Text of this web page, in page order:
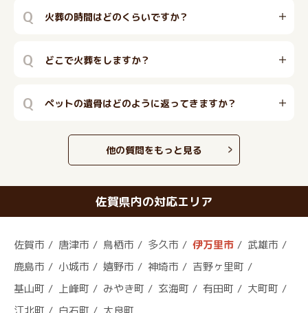
Q 火葬の時間はどのくらいですか？
Q どこで火葬をしますか？
Q ペットの遺骨はどのように返ってきますか？
他の質問をもっと見る
佐賀県内の対応エリア
佐賀市 唐津市 鳥栖市 多久市 伊万里市
武雄市
鹿島市
小城市 嬉野市 神埼市
吉野ヶ里町
基山町
上峰町 みやき町 玄海町 有田町
大町町